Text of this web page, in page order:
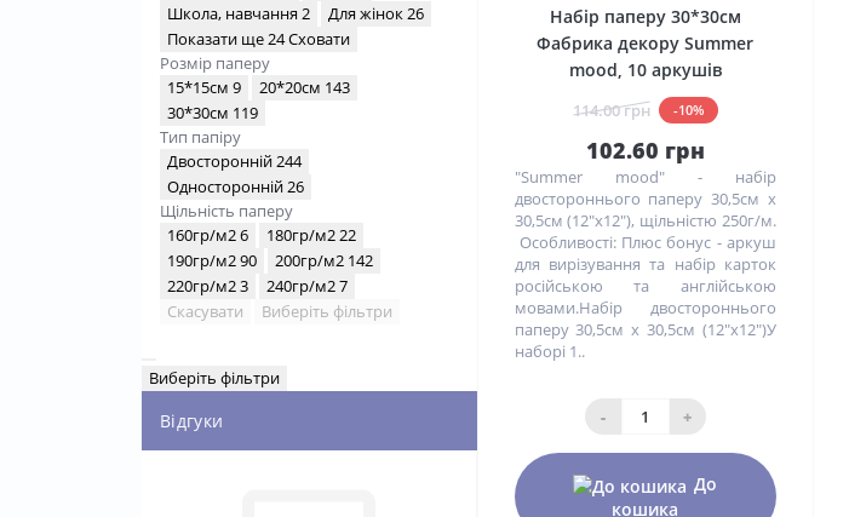
Школа, навчання 2 Для жінок26
Показати ще 24Сховати
Розмір паперу
15*15см 9 20*20см 143
30*30см 119
Тип папіру
Двосторонній244
Односторонній26
Щільність паперу
160гр/м26 180гр/м222
190гр/м290 200гр/м2 142
220гр/м23 240гр/м27
Скасувати
Виберіть фільтри
Виберіть фільтри
Відгуки
Набір паперу 30*30см
Фабрика декору Summer
mood, 10 аркушів
114.00 грн -10%
102.60 грн
"Summer mood" - набір
двостороннього паперу 30,5см х
30,5см (12"x12"), щільністю 250г/м.
Особливості: Плюс бонус - аркуш
для вирізування та набір карток
російською та англійською
мовами.Набір двостороннього
паперу 30,5см х 30,5см (12"x12")У
наборі 1..
- +
До
кошика